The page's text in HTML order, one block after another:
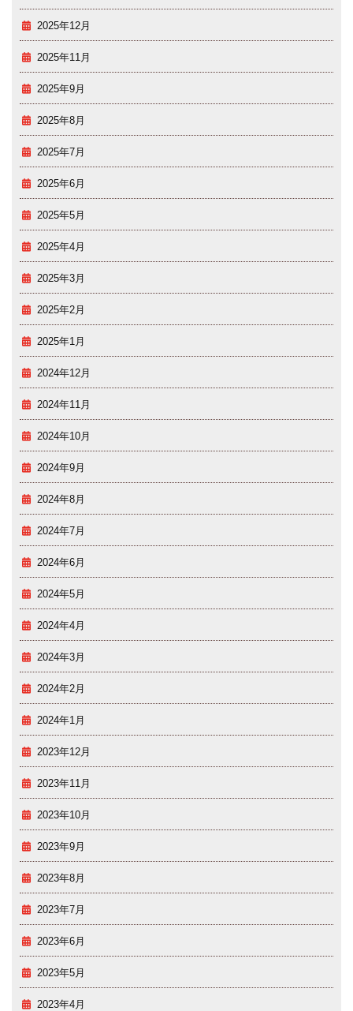
2025年12月
2025年11月
2025年9月
2025年8月
2025年7月
2025年6月
2025年5月
2025年4月
2025年3月
2025年2月
2025年1月
2024年12月
2024年11月
2024年10月
2024年9月
2024年8月
2024年7月
2024年6月
2024年5月
2024年4月
2024年3月
2024年2月
2024年1月
2023年12月
2023年11月
2023年10月
2023年9月
2023年8月
2023年7月
2023年6月
2023年5月
2023年4月